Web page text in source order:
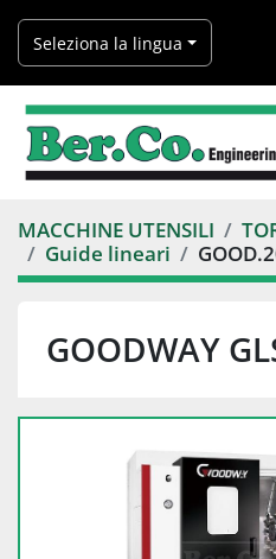
Seleziona la lingua
MACCHINE UTENSILI
Guide lineari
GOODWAY